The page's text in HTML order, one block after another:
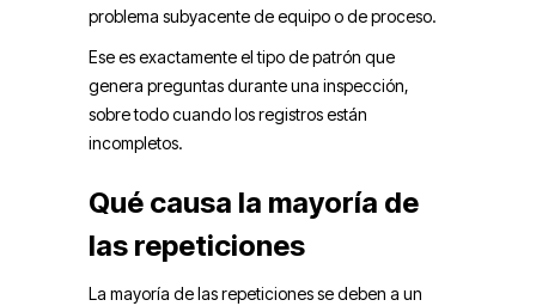
problema subyacente de equipo o de proceso.
Ese es exactamente el tipo de patrón que
genera preguntas durante una inspección,
sobre todo cuando los registros están
incompletos.
Qué causa la mayoría de
las repeticiones
La mayoría de las repeticiones se deben a un